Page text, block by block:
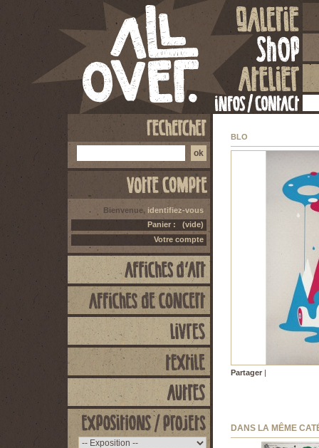
Bienvenue, identifiez-vous
Panier :
(vide)
Votre compte
BLO
Partager |
DANS LA MÊME